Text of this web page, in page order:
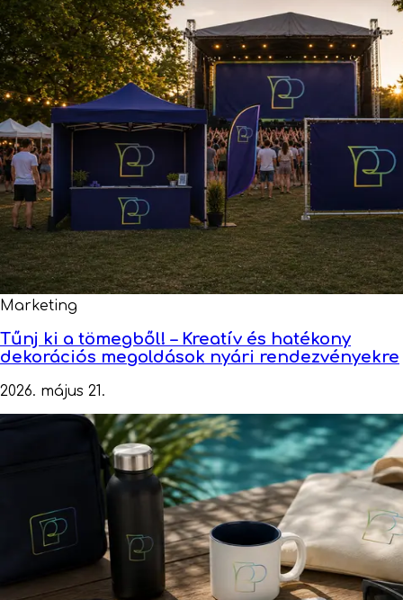
Marketing
Tűnj ki a tömegből! – Kreatív és hatékony
dekorációs megoldások nyári rendezvényekre
2026. május 21.